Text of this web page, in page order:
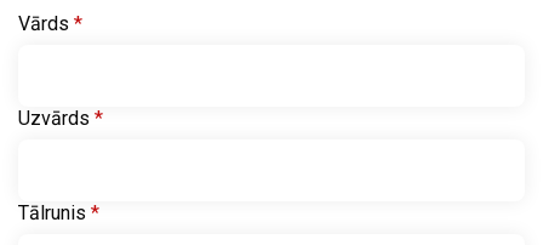
Vārds *
Uzvārds *
Tālrunis *